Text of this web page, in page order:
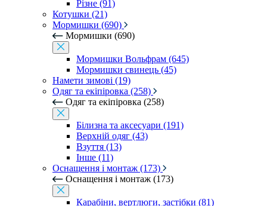
Різне (91)
Котушки (21)
Мормишки (690)
Мормишки (690)
Мормишки Вольфрам (645)
Мормишки свинець (45)
Намети зимові (19)
Одяг та екіпіровка (258)
Одяг та екіпіровка (258)
Білизна та аксесуари (191)
Верхній одяг (43)
Взуття (13)
Інше (11)
Оснащення і монтаж (173)
Оснащення і монтаж (173)
Карабіни, вертлюги, застібки (81)